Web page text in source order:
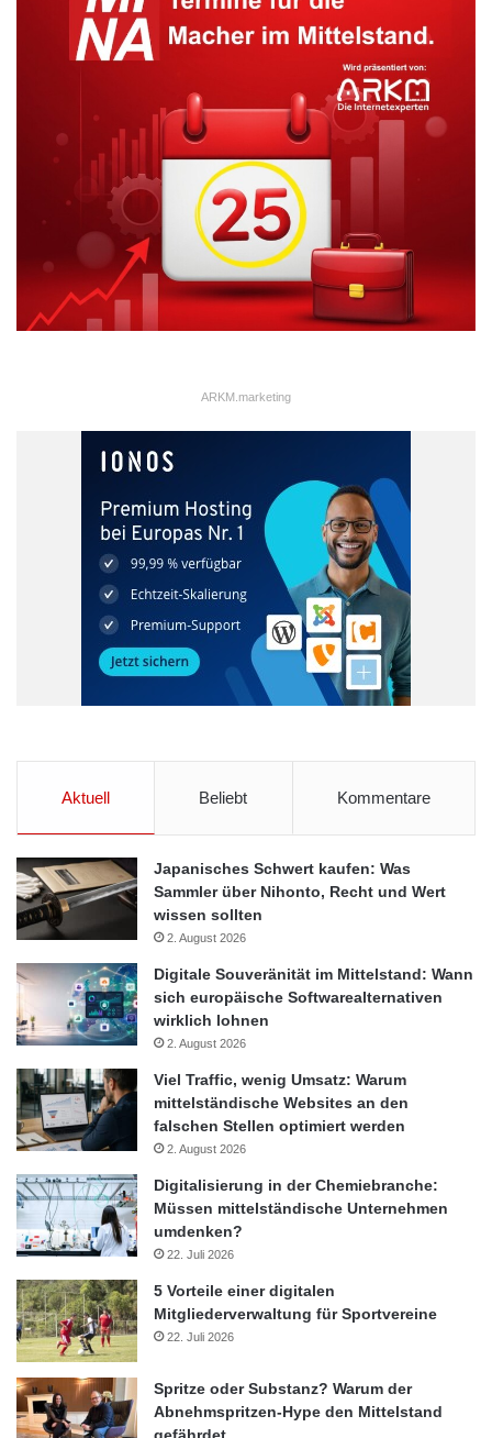
Abschlagsraten Nachzahlungen
Energierechnung Energiesparen
Oliver Schönfeld Ratgeberzentrale.de
Web App
ARKM.marketing
Aktuell Beliebt Kommentare
Japanisches Schwert kaufen: Was
Sammler über Nihonto, Recht und Wert
wissen sollten
2. August 2026
Digitale Souveränität im Mittelstand: Wann
sich europäische Softwarealternativen
wirklich lohnen
2. August 2026
Viel Traffic, wenig Umsatz: Warum
mittelständische Websites an den
falschen Stellen optimiert werden
2. August 2026
Digitalisierung in der Chemiebranche:
Müssen mittelständische Unternehmen
umdenken?
22. Juli 2026
5 Vorteile einer digitalen
Mitgliederverwaltung für Sportvereine
22. Juli 2026
Spritze oder Substanz? Warum der
Abnehmspritzen-Hype den Mittelstand